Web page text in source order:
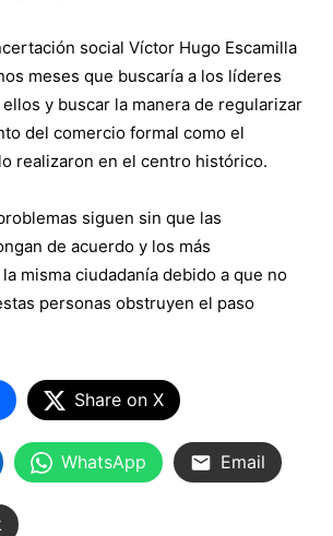
social Víctor Hugo Escamilla
meses que buscaría a los líderes
y buscar la manera de regularizar
del comercio formal como el
realizaron en el centro histórico.
siguen sin que las
de acuerdo y los más
misma ciudadanía debido a que no
personas obstruyen el paso
Share on X
WhatsApp Email